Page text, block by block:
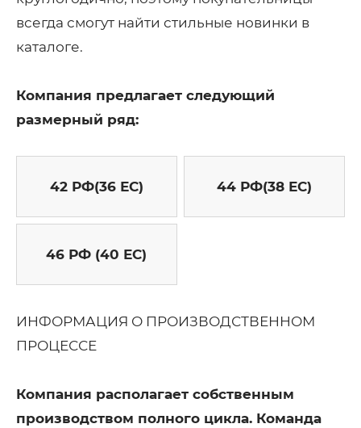
всегда смогут найти стильные новинки в
каталоге.
Компания предлагает следующий
размерный ряд:
42 РФ(36 ЕС) 44 РФ(38 ЕС)
46 РФ (40 ЕС)
ИНФОРМАЦИЯ О ПРОИЗВОДСТВЕННОМ
ПРОЦЕССЕ
Компания располагает собственным
производством полного цикла. Команда